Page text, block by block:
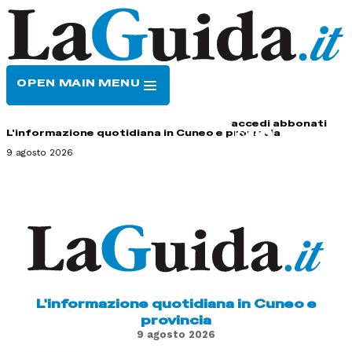
OPEN MAIN MENU
accedi abbonati
L'informazione quotidiana in Cuneo e provincia
9 agosto 2026
L'informazione quotidiana in Cuneo e
provincia
9 agosto 2026